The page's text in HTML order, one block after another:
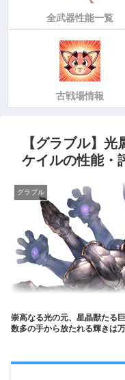
全武器性能一覧
古戦場情報
【グラブル】
ケイルの性能・
グラブル
崇高なる光の元、星晶獣たる
数多の手から放たれる輝きは